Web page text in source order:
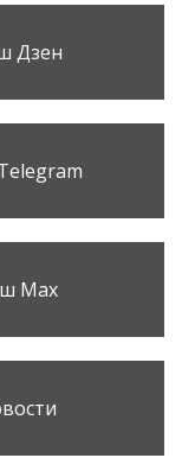
Дзен
Max